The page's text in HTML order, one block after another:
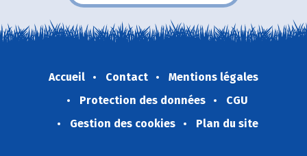
Accueil Contact
Mentions légales
Protection des données
CGU
Gestion des cookies
Plan du site